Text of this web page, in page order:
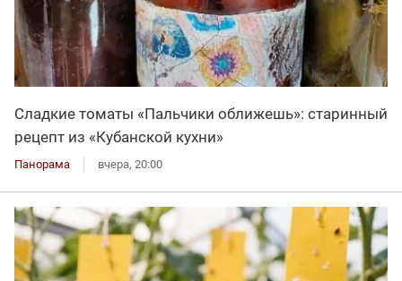
Сладкие томаты «Пальчики оближешь»: старинный
рецепт из «Кубанской кухни»
Панорама вчера, 20:00